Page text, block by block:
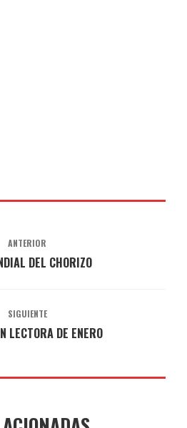
ANTERIOR
DEL CHORIZO
SIGUIENTE
LECTORA DE ENERO